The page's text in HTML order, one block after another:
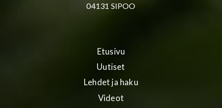
04131 SIPOO
Etusivu
Uutiset
Lehdet ja haku
Videot